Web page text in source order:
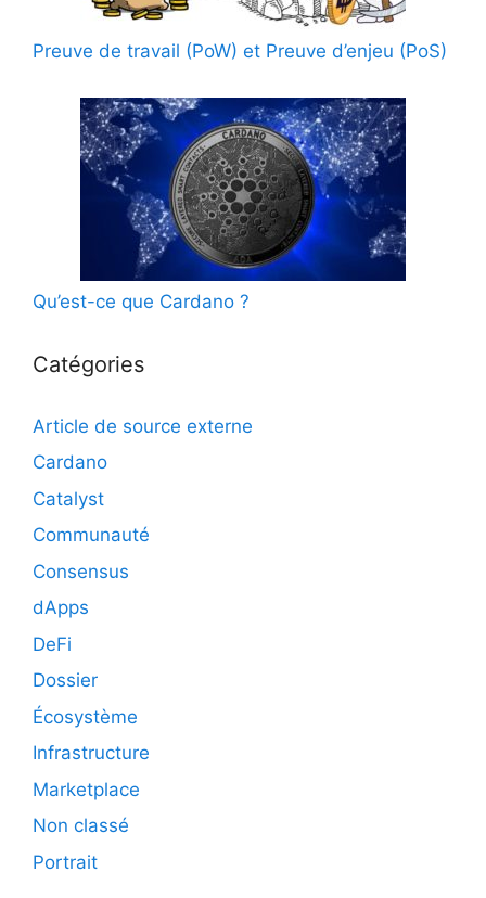
Preuve de travail (PoW) et Preuve d’enjeu (PoS)
Qu’est-ce que Cardano ?
Catégories
Article de source externe
Cardano
Catalyst
Communauté
Consensus
dApps
DeFi
Dossier
Écosystème
Infrastructure
Marketplace
Non classé
Portrait